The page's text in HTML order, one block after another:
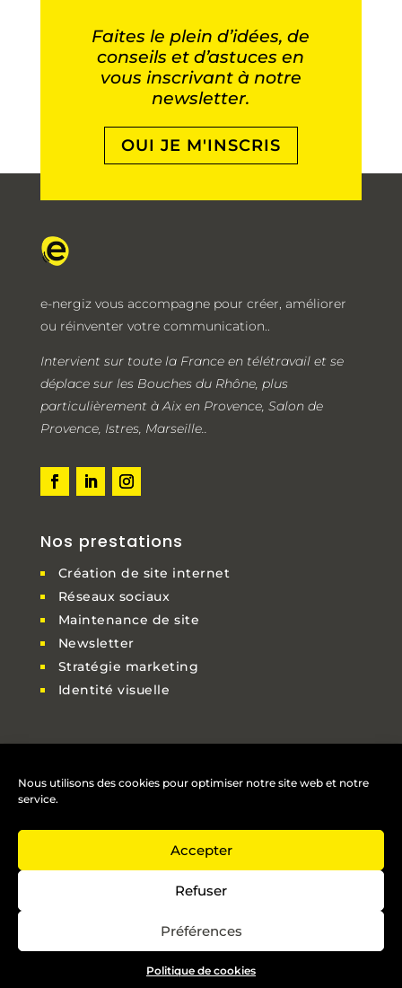
Nous utilisons des cookies pour optimiser notre site web et notre
service.
Accepter
Refuser
Préférences
Politique de cookies
Faites le plein d’idées, de
conseils et d’astuces en
vous inscrivant à notre
newsletter.
OUI JE M'INSCRIS
e-nergiz vous accompagne pour créer, améliorer
ou réinventer votre communication..
Intervient sur toute la France en télétravail et se
déplace sur les Bouches du Rhône, plus
particulièrement à Aix en Provence, Salon de
Provence, Istres, Marseille..
Nos prestations
Création de site internet
Réseaux sociaux
Maintenance de site
Newsletter
Stratégie marketing
Identité visuelle

contact@e-nergiz.com
@2021 e-nergiz Tous droits réservés |CGU|CGV|
Politique de confidentialité